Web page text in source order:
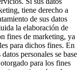
tiene derecho a
de sus datos
la elaboración de
fines de marketing, ya
para dichos fines. En
personales se base
para los fines